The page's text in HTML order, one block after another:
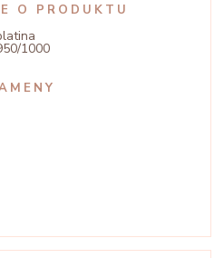
O PRODUKTU
1000